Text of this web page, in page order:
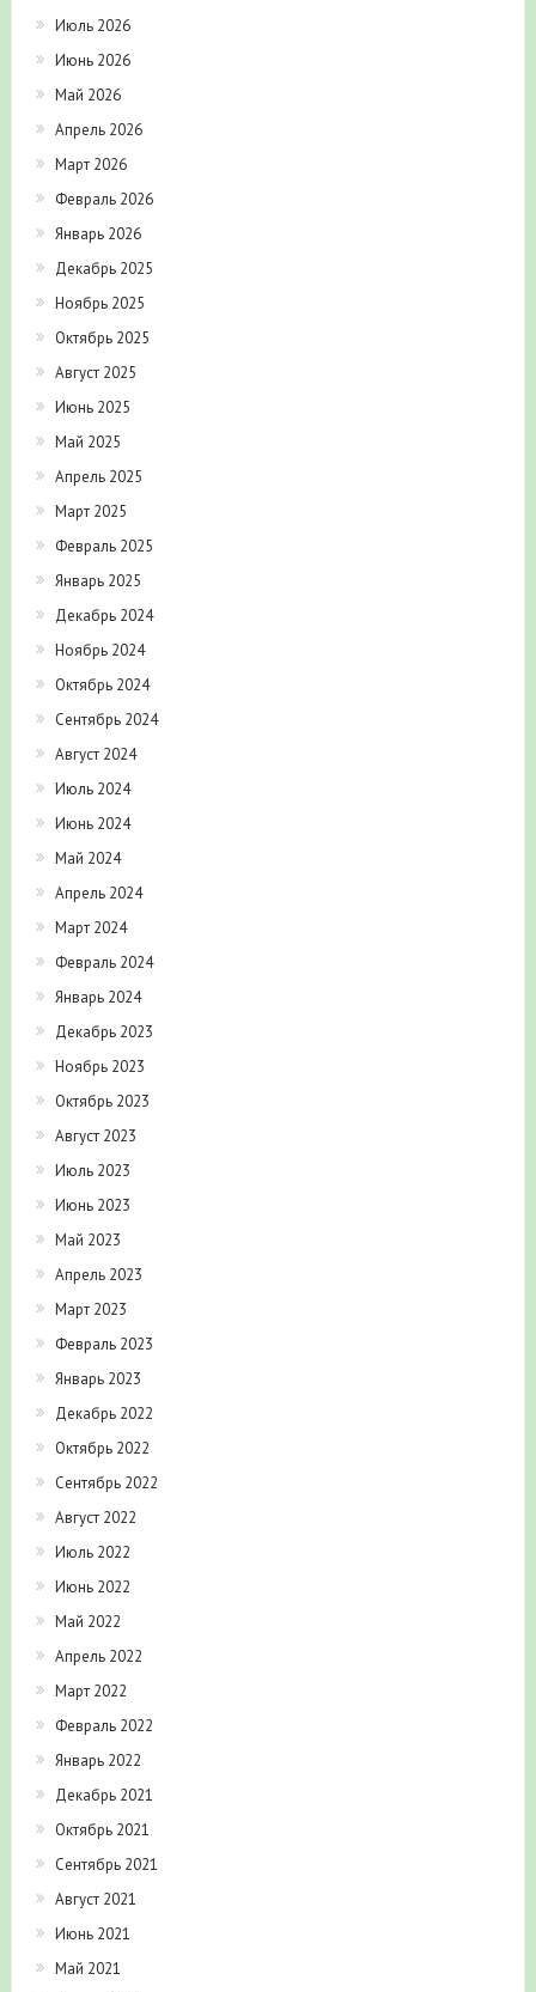
Июль 2026
Июнь 2026
Май 2026
Апрель 2026
Март 2026
Февраль 2026
Январь 2026
Декабрь 2025
Ноябрь 2025
Октябрь 2025
Август 2025
Июнь 2025
Май 2025
Апрель 2025
Март 2025
Февраль 2025
Январь 2025
Декабрь 2024
Ноябрь 2024
Октябрь 2024
Сентябрь 2024
Август 2024
Июль 2024
Июнь 2024
Май 2024
Апрель 2024
Март 2024
Февраль 2024
Январь 2024
Декабрь 2023
Ноябрь 2023
Октябрь 2023
Август 2023
Июль 2023
Июнь 2023
Май 2023
Апрель 2023
Март 2023
Февраль 2023
Январь 2023
Декабрь 2022
Октябрь 2022
Сентябрь 2022
Август 2022
Июль 2022
Июнь 2022
Май 2022
Апрель 2022
Март 2022
Февраль 2022
Январь 2022
Декабрь 2021
Октябрь 2021
Сентябрь 2021
Август 2021
Июнь 2021
Май 2021